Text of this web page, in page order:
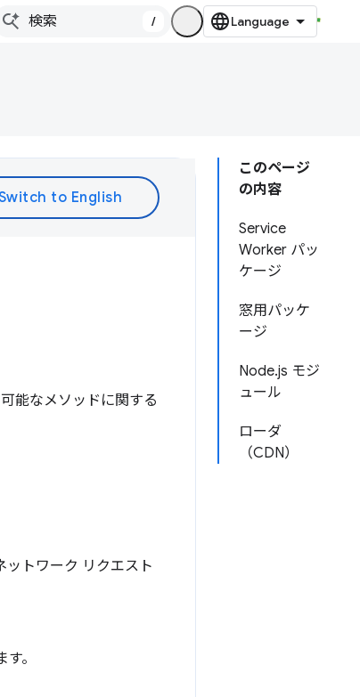
/
このページ
の内容
Service
Worker パッ
ケージ
窓用パッケ
ージ
Node.js モジ
ュール
ローダ
（CDN）
能なメソッドに関する
トワーク リクエスト
。